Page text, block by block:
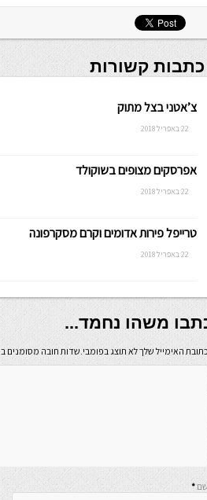
כתבות קשורות
צ’אטני בצל מתוק
22 באפריל 2018
אפרסקים מצופים בשוקולד
22 באפריל 2018
טרייפל פירות אדומים וקרם מסקרפונה
22 באפריל 2018
משהו נחמד...
כתובת האימייל שלך לא תוצג בפומבי.שדות חובה מסומנים ב
שם *